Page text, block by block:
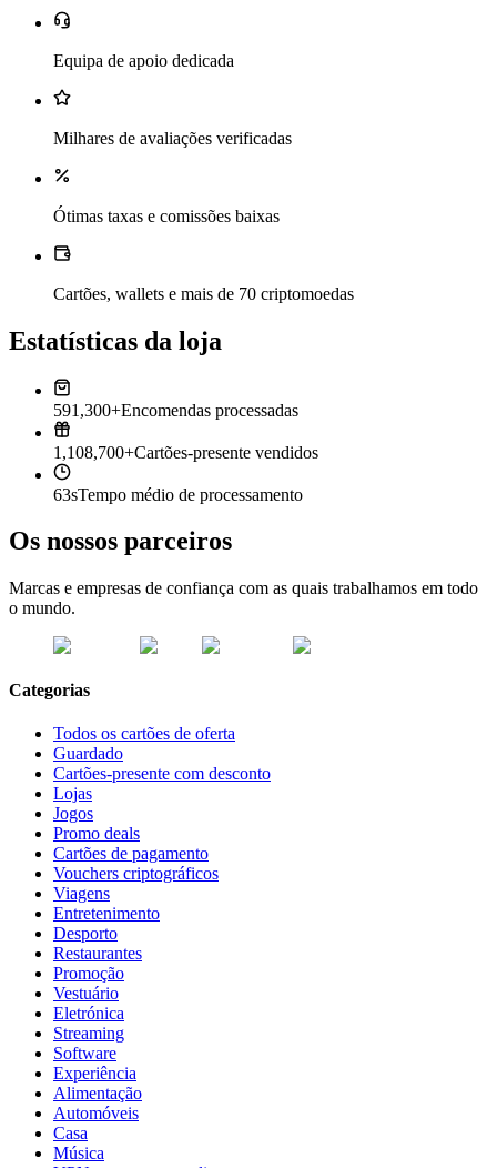
Equipa de apoio dedicada
Milhares de avaliações verificadas
Ótimas taxas e comissões baixas
Cartões, wallets e mais de 70 criptomoedas
Estatísticas da loja
591,300+Encomendas processadas
1,108,700+Cartões-presente vendidos
63sTempo médio de processamento
Os nossos parceiros
Marcas e empresas de confiança com as quais trabalhamos em todo
o mundo.
Categorias
Todos os cartões de oferta
Guardado
Cartões-presente com desconto
Lojas
Jogos
Promo deals
Cartões de pagamento
Vouchers criptográficos
Viagens
Entretenimento
Desporto
Restaurantes
Promoção
Vestuário
Eletrónica
Streaming
Software
Experiência
Alimentação
Automóveis
Casa
Música